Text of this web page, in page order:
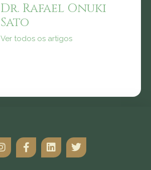
Dr. Rafael Onuki
Sato
Ver todos os artigos